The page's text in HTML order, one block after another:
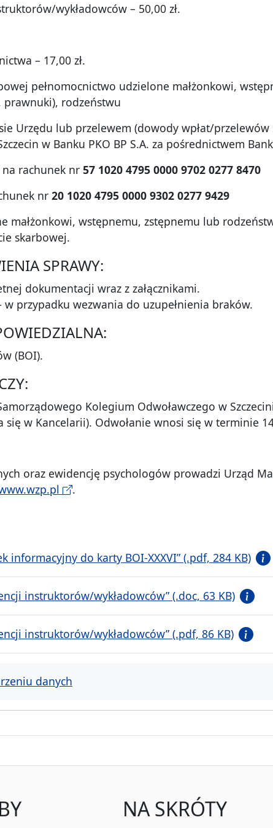
wykładowców – 50,00 zł.
– 17,00 zł.
pełnomocnictwo udzielone małżonkowi,
prawnuki), rodzeństwu
Urzędu lub przelewem (dowody wpłat/
w Banku PKO BP S.A. za pośrednictwem
rachunek nr 57 1020 4795 0000 9702 0277 8470
nr 20 1020 4795 0000 9302 0277 9429
małżonkowi, wstępnemu, zstępnemu lub
skarbowej.
SPRAWY:
dokumentacji wraz z załącznikami.
przypadku wezwania do uzupełnienia braków.
(BOI).
Kolegium Odwoławczego w
się w Kancelarii). Odwołanie wnosi się w terminie
oraz ewidencję psychologów prowadzi Urząd
.
informacyjny do karty BOI-XXXVI” (.pdf, 284 KB)
instruktorów/wykładowców” (.doc, 63 KB)
instruktorów/wykładowców” (.pdf, 86 KB)
danych
NA SKRÓTY